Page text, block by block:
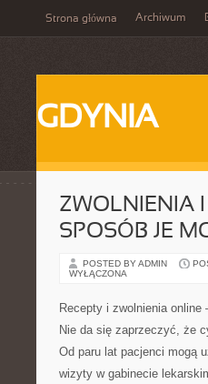
Strona główna Archiwum
GDYNIA
ZWOLNIENIA I
SPOSÓB JE
POSTED BY ADMIN
WYŁĄCZONA
Recepty i zwolnienia
Nie da się zaprzeczyć, że
Od paru lat pacjenci mogą
wizyty w gabinecie